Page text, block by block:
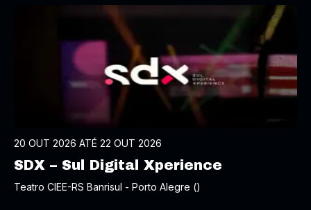
20 OUT 2026 ATÉ 22 OUT 2026
SDX – Sul Digital Xperience
Teatro CIEE-RS Banrisul - Porto Alegre ()